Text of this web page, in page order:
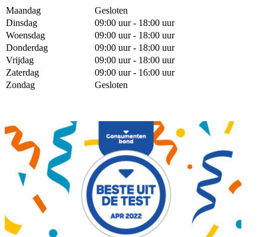
Maandag
Gesloten
Dinsdag
09:00 uur - 18:00 uur
Woensdag
09:00 uur - 18:00 uur
Donderdag
09:00 uur - 18:00 uur
Vrijdag
09:00 uur - 18:00 uur
Zaterdag
09:00 uur - 16:00 uur
Zondag
Gesloten